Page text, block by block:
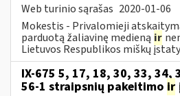
Web turinio sąrašas 2020-01-06
Mokestis - Privalomieji
parduotą žaliavinę medieną ir
Lietuvos Respublikos miškų
IX-675 5, 17, 18, 30, 33, 34,
56-1 straipsnių pakeitimo ir